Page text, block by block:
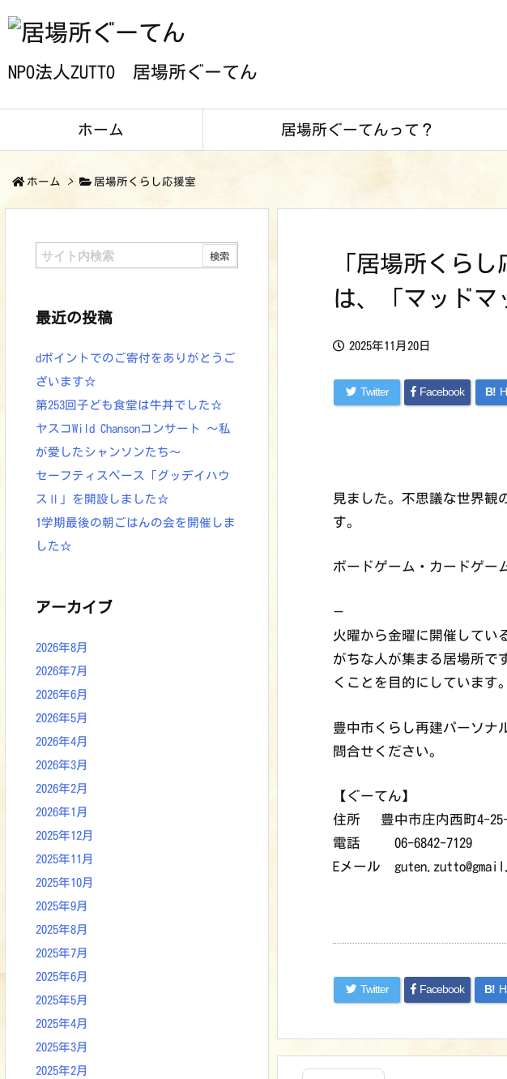
NPO法人ZUTTO 居場所ぐーてん
ホーム 居場所ぐーてんって？
ホーム > 居場所くらし応援室
「居場所くら
は、「マッド
2025年11月20日
Twitter Facebook B!
見ました。不思議な世界観
す。
ボードゲーム・カードゲー
—
火曜から金曜に開催してい
がちな人が集まる居場所で
くことを目的にしています
豊中市くらし再建パーソナ
問合せください。
【ぐーてん】
住所 豊中市庄内西町4-
電話 06-6842-7129
Eメール
Twitter Facebook B!
最近の投稿
dポイントでのご寄付をありがとうご
ざいます☆
第253回子ども食堂は牛丼でした☆
ヤスコWild Chansonコンサート ～私
が愛したシャンソンたち～
セーフティスペース「グッデイハウ
スⅡ」を開設しました☆
1学期最後の朝ごはんの会を開催しま
した☆
アーカイブ
2026年8月
2026年7月
2026年6月
2026年5月
2026年4月
2026年3月
2026年2月
2026年1月
2025年12月
2025年11月
2025年10月
2025年9月
2025年8月
2025年7月
2025年6月
2025年5月
2025年4月
2025年3月
2025年2月